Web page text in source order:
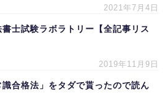
2021年7月4日
書士試験ラボラトリー【全記事リス
2019年11月9日
識合格法」をタダで貰ったので読ん